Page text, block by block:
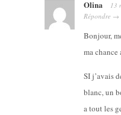
Olina 13
Répondre →
Bonjour,
ma
SI j’avais
blanc, un
a tout les